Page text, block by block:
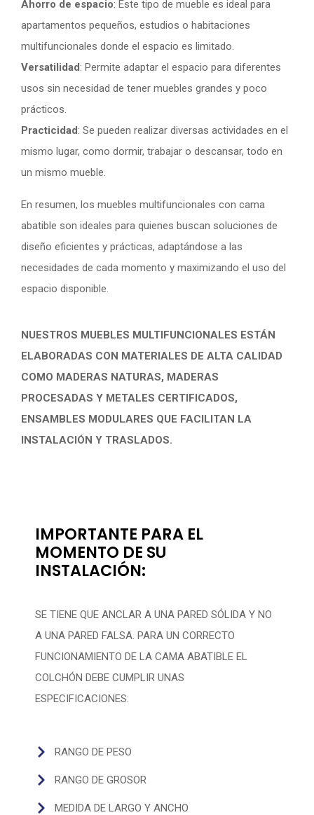
Ahorro de espacio: Este tipo de mueble es ideal para
apartamentos pequeños, estudios o habitaciones
multifuncionales donde el espacio es limitado.
Versatilidad: Permite adaptar el espacio para diferentes
usos sin necesidad de tener muebles grandes y poco
prácticos.
Practicidad: Se pueden realizar diversas actividades en el
mismo lugar, como dormir, trabajar o descansar, todo en
un mismo mueble.
En resumen, los muebles multifuncionales con cama
abatible son ideales para quienes buscan soluciones de
diseño eficientes y prácticas, adaptándose a las
necesidades de cada momento y maximizando el uso del
espacio disponible.
NUESTROS MUEBLES MULTIFUNCIONALES ESTÁN
ELABORADAS CON MATERIALES DE ALTA CALIDAD
COMO MADERAS NATURAS, MADERAS
PROCESADAS Y METALES CERTIFICADOS,
ENSAMBLES MODULARES QUE FACILITAN LA
INSTALACIÓN Y TRASLADOS.
IMPORTANTE PARA EL
MOMENTO DE SU
INSTALACIÓN:
SE TIENE QUE ANCLAR A UNA PARED SÓLIDA Y NO
A UNA PARED FALSA. PARA UN CORRECTO
FUNCIONAMIENTO DE LA CAMA ABATIBLE EL
COLCHÓN DEBE CUMPLIR UNAS
ESPECIFICACIONES:
RANGO DE PESO
RANGO DE GROSOR
MEDIDA DE LARGO Y ANCHO